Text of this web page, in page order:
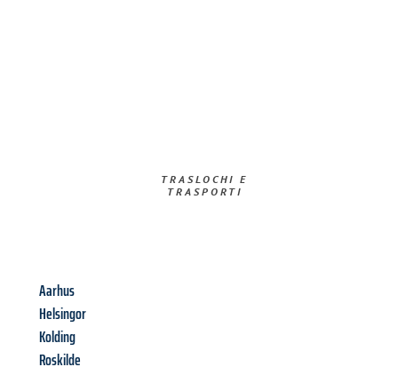
TRASLOCHI E
TRASPORTI​
Aarhus
Helsingor
Kolding
Roskilde